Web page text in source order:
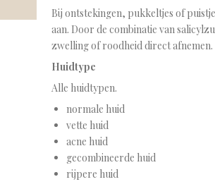
Bij ontstekingen, pukkeltjes of
aan. Door de combinatie van s
zwelling of roodheid direct afnemen.
Huidtype
Alle huidtypen.
normale huid
vette huid
acne huid
gecombineerde huid
rijpere huid